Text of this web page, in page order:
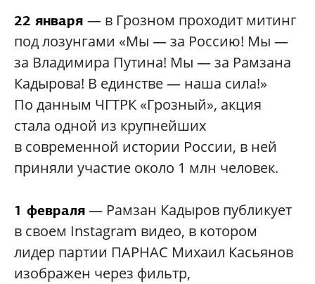
22 января — в Грозном проходит митинг
под лозунгами «Мы — за Россию! Мы —
за Владимира Путина! Мы — за Рамзана
Кадырова! В единстве — наша сила!»
По данным ЧГТРК «Грозный», акция
стала одной из крупнейших
в современной истории России, в ней
приняли участие около 1 млн человек.
1 февраля— Рамзан Кадыров публикует
в своем Instagram видео, в котором
лидер партии ПАРНАС Михаил Касьянов
изображен через фильтр,